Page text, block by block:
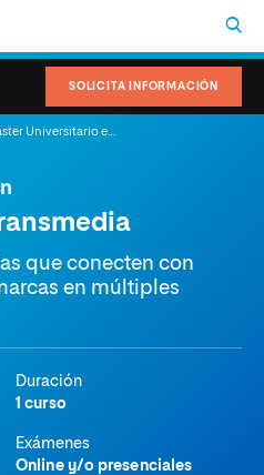
SOLICITA INFORMACIÓN
que conecten con
en múltiples
Duración
1 curso
Exámenes
Online y/o presenciales